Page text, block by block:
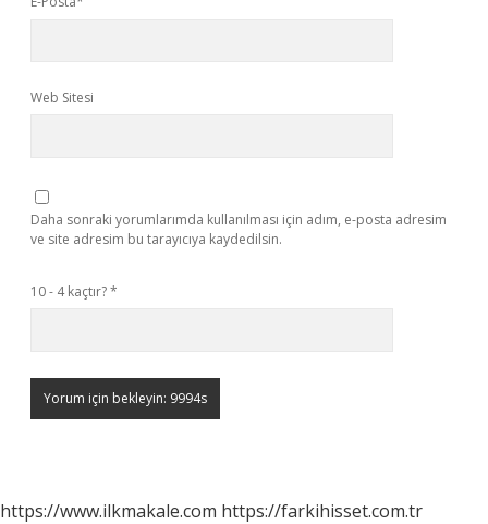
Web Sitesi
Daha sonraki yorumlarımda kullanılması için adım, e-posta adresim
ve site adresim bu tarayıcıya kaydedilsin.
10 - 4 kaçtır?*
https://www.ilkmakale.com https://farkihisset.com.tr